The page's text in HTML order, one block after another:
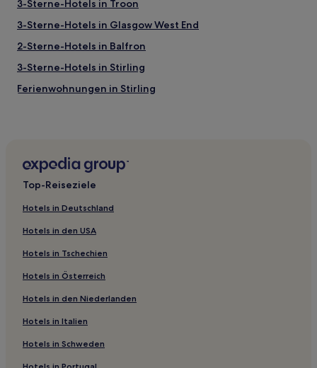
3-Sterne-Hotels in Troon
3-Sterne-Hotels in Glasgow West End
2-Sterne-Hotels in Balfron
3-Sterne-Hotels in Stirling
Ferienwohnungen in Stirling
Ferienwohnungen in Alexandria
Gasthäuser in Ayr
B&B in Callander
Aparthotels in Merchant City
Hostels in Glasgow
Gasthäuser in Glasgow
Aparthotels in Edinburgh
Gasthäuser in Edinburgh
Gasthöfe in Edinburgh
B&B in Edinburgh
Top-Reiseziele
Hotels in Deutschland
Hotels in den USA
Hotels in Tschechien
Hotels in Österreich
Hotels in den Niederlanden
Hotels in Italien
Hotels in Schweden